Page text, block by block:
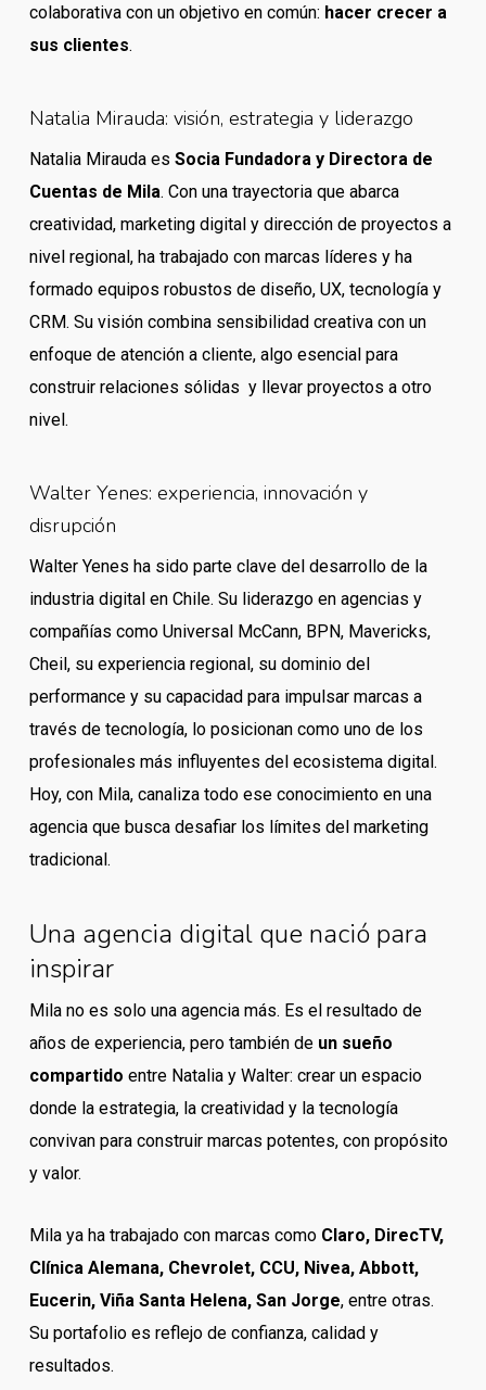
colaborativa con un objetivo en común: hacer crecer a
sus clientes.
Natalia Mirauda: visión, estrategia y liderazgo
Natalia Mirauda es Socia Fundadora y Directora de
Cuentas de Mila. Con una trayectoria que abarca
creatividad, marketing digital y dirección de proyectos a
nivel regional, ha trabajado con marcas líderes y ha
formado equipos robustos de diseño, UX, tecnología y
CRM. Su visión combina sensibilidad creativa con un
enfoque de atención a cliente, algo esencial para
construir relaciones sólidas y llevar proyectos a otro
nivel.
Walter Yenes: experiencia, innovación y
disrupción
Walter Yenes ha sido parte clave del desarrollo de la
industria digital en Chile. Su liderazgo en agencias y
compañías como Universal McCann, BPN, Mavericks,
Cheil, su experiencia regional, su dominio del
performance y su capacidad para impulsar marcas a
través de tecnología, lo posicionan como uno de los
profesionales más influyentes del ecosistema digital.
Hoy, con Mila, canaliza todo ese conocimiento en una
agencia que busca desafiar los límites del marketing
tradicional.
Una agencia digital que nació para
inspirar
Mila no es solo una agencia más. Es el resultado de
años de experiencia, pero también de un sueño
compartido entre Natalia y Walter: crear un espacio
donde la estrategia, la creatividad y la tecnología
convivan para construir marcas potentes, con propósito
y valor.
Mila ya ha trabajado con marcas como Claro, DirecTV,
Clínica Alemana, Chevrolet, CCU, Nivea, Abbott,
Eucerin, Viña Santa Helena, San Jorge, entre otras.
Su portafolio es reflejo de confianza, calidad y
resultados.